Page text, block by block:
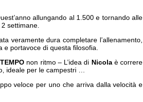
allungando al 1.500 e tornando alle
settimane.
veramente dura completare l’allenamento,
e portavoce di questa filosofia.
TEMPO non ritmo – L’idea di Nicolaè correre
ideale per le campestri …
veloce per uno che arriva dalla velocità e